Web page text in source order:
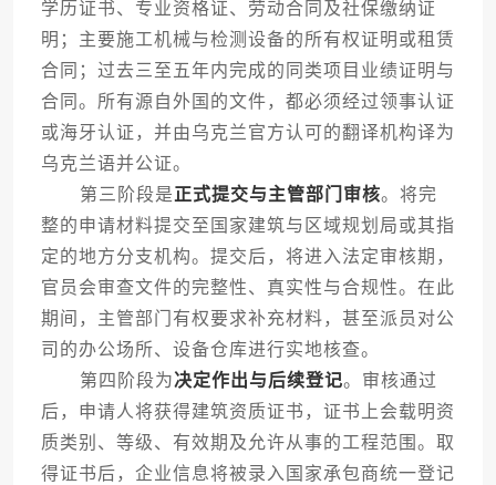
学历证书、专业资格证、劳动合同及社保缴纳证
明；主要施工机械与检测设备的所有权证明或租赁
合同；过去三至五年内完成的同类项目业绩证明与
合同。所有源自外国的文件，都必须经过领事认证
或海牙认证，并由乌克兰官方认可的翻译机构译为
乌克兰语并公证。
第三阶段是正式提交与主管部门审核。将完
整的申请材料提交至国家建筑与区域规划局或其指
定的地方分支机构。提交后，将进入法定审核期，
官员会审查文件的完整性、真实性与合规性。在此
期间，主管部门有权要求补充材料，甚至派员对公
司的办公场所、设备仓库进行实地核查。
第四阶段为决定作出与后续登记。审核通过
后，申请人将获得建筑资质证书，证书上会载明资
质类别、等级、有效期及允许从事的工程范围。取
得证书后，企业信息将被录入国家承包商统一登记